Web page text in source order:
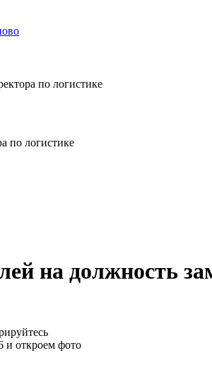
по логистике
по логистике
на должность
и откроем фото